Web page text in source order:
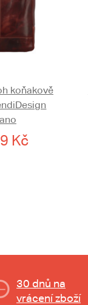
koňakově
Kč
30 dnů na
vrácení zboží